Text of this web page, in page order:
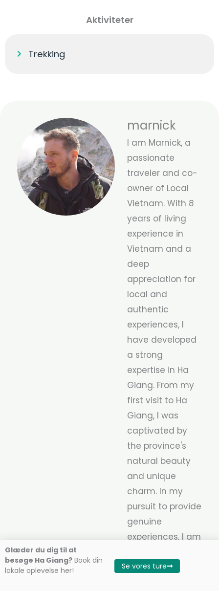
Aktiviteter
Trekking
marnick
I am Marnick, a
passionate
traveler and co-
owner of Local
Vietnam. With 8
years of living
experience in
Vietnam and a
deep
appreciation for
local and
authentic
experiences, I
have developed
a strong
expertise in Ha
Giang. From my
first visit to Ha
Giang, I was
captivated by
the province's
natural beauty
and unique
charm. In my
pursuit to provide
genuine
experiences, I am
dedicated to
Glæder du dig til at
besøge Ha Giang? Book din
lokale oplevelse her!
Se vores ture